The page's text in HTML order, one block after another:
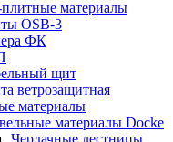
материалы
OSB-3
ФК
щит
ветрозащитная
материалы
материалы Docke
Чердачные лестницы